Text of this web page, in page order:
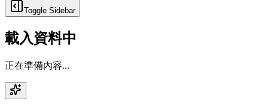
Toggle Sidebar
載入資料中
正在準備內容...